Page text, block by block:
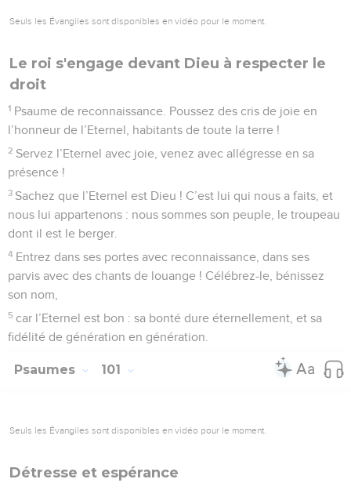
Seuls les Évangiles sont disponibles en vidéo pour le moment.
Le roi s'engage devant Dieu à respecter le
droit
1 Psaume de reconnaissance. Poussez des cris de joie en
l’honneur de l’Eternel, habitants de toute la terre !
2 Servez l’Eternel avec joie, venez avec allégresse en sa
présence !
3 Sachez que l’Eternel est Dieu ! C’est lui qui nous a faits, et
nous lui appartenons : nous sommes son peuple, le troupeau
dont il est le berger.
4 Entrez dans ses portes avec reconnaissance, dans ses
parvis avec des chants de louange ! Célébrez-le, bénissez
son nom,
5 car l’Eternel est bon : sa bonté dure éternellement, et sa
fidélité de génération en génération.
Psaumes 101
Seuls les Évangiles sont disponibles en vidéo pour le moment.
Détresse et espérance